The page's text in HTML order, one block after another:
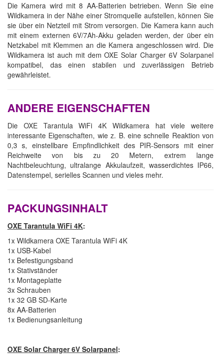
Die Kamera wird mit 8 AA-Batterien betrieben. Wenn Sie eine
Wildkamera in der Nähe einer Stromquelle aufstellen, können Sie
sie über ein Netzteil mit Strom versorgen. Die Kamera kann auch
mit einem externen 6V/7Ah-Akku geladen werden, der über ein
Netzkabel mit Klemmen an die Kamera angeschlossen wird. Die
Wildkamera ist auch mit dem OXE Solar Charger 6V Solarpanel
kompatibel, das einen stabilen und zuverlässigen Betrieb
gewährleistet.
ANDERE EIGENSCHAFTEN
Die OXE Tarantula WiFi 4K Wildkamera hat viele weitere
interessante Eigenschaften, wie z. B. eine schnelle Reaktion von
0,3 s, einstellbare Empfindlichkeit des PIR-Sensors mit einer
Reichweite von bis zu 20 Metern, extrem lange
Nachtbeleuchtung, ultralange Akkulaufzeit, wasserdichtes IP66,
Datenstempel, serielles Scannen und vieles mehr.
PACKUNGSINHALT
OXE Tarantula WiFi 4K:
1x Wildkamera OXE Tarantula WiFi 4K
1x USB-Kabel
1x Befestigungsband
1x Stativständer
1x Montageplatte
3x Schrauben
1x 32 GB SD-Karte
8x AA-Batterien
1x Bedienungsanleitung
OXE Solar Charger 6V Solarpanel: